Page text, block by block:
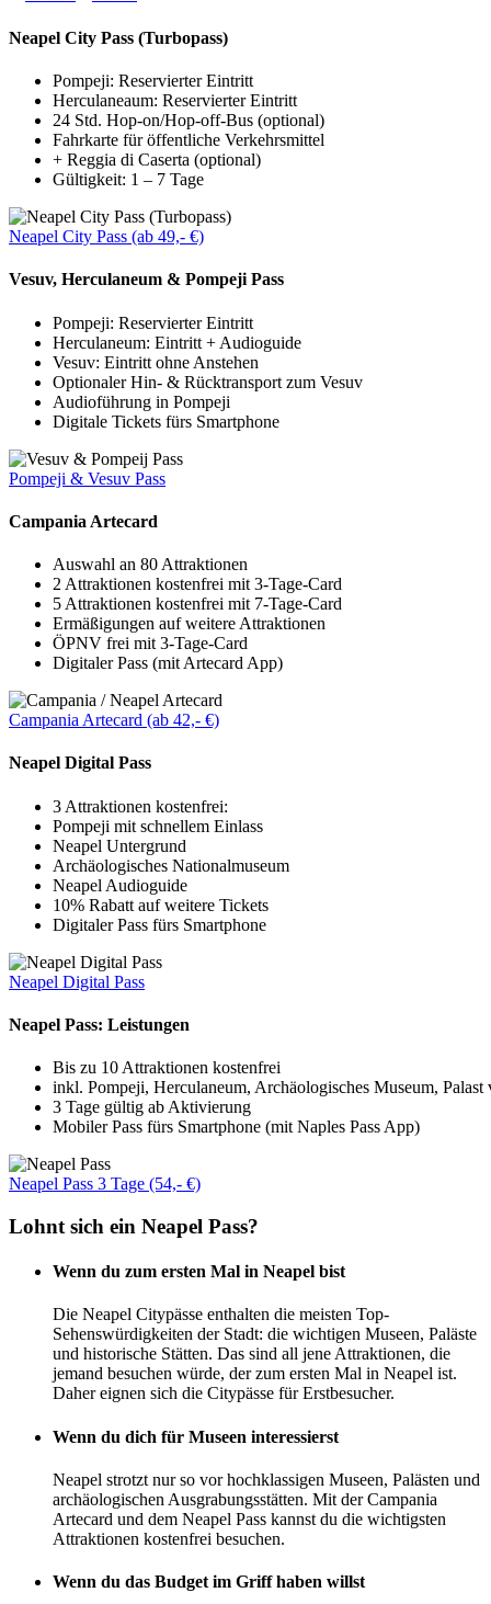
Neapel City Pass (Turbopass)
Pompeji: Reservierter Eintritt
Herculaneaum: Reservierter Eintritt
24 Std. Hop-on/Hop-off-Bus (optional)
Fahrkarte für öffentliche Verkehrsmittel
+ Reggia di Caserta (optional)
Gültigkeit: 1 – 7 Tage
Neapel City Pass (ab 49,- €)
Vesuv, Herculaneum & Pompeji Pass
Pompeji: Reservierter Eintritt
Herculaneum: Eintritt + Audioguide
Vesuv: Eintritt ohne Anstehen
Optionaler Hin- & Rücktransport zum Vesuv
Audioführung in Pompeji
Digitale Tickets fürs Smartphone
Pompeji & Vesuv Pass
Campania Artecard
Auswahl an 80 Attraktionen
2 Attraktionen kostenfrei mit 3-Tage-Card
5 Attraktionen kostenfrei mit 7-Tage-Card
Ermäßigungen auf weitere Attraktionen
ÖPNV frei mit 3-Tage-Card
Digitaler Pass (mit Artecard App)
Campania Artecard (ab 42,- €)
Neapel Digital Pass
3 Attraktionen kostenfrei:
Pompeji mit schnellem Einlass
Neapel Untergrund
Archäologisches Nationalmuseum
Neapel Audioguide
10% Rabatt auf weitere Tickets
Digitaler Pass fürs Smartphone
Neapel Digital Pass
Neapel Pass: Leistungen
Bis zu 10 Attraktionen kostenfrei
inkl. Pompeji, Herculaneum, Archäologisches Museum, Palast
3 Tage gültig ab Aktivierung
Mobiler Pass fürs Smartphone (mit Naples Pass App)
Neapel Pass 3 Tage (54,- €)
Lohnt sich ein Neapel Pass?
Wenn du zum ersten Mal in Neapel bist
Die Neapel Citypässe enthalten die meisten Top-
Sehenswürdigkeiten der Stadt: die wichtigen Museen, Paläste
und historische Stätten. Das sind all jene Attraktionen, die
jemand besuchen würde, der zum ersten Mal in Neapel ist.
Daher eignen sich die Citypässe für Erstbesucher.
Wenn du dich für Museen interessierst
Neapel strotzt nur so vor hochklassigen Museen, Palästen und
archäologischen Ausgrabungsstätten. Mit der Campania
Artecard und dem Neapel Pass kannst du die wichtigsten
Attraktionen kostenfrei besuchen.
Wenn du das Budget im Griff haben willst